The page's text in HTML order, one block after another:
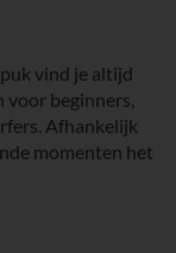
vind je altijd
voor beginners,
Afhankelijk
momenten het